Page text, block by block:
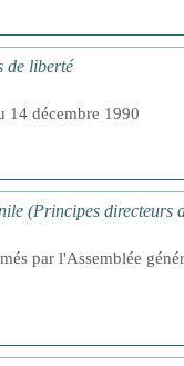
de liberté
14 décembre 1990
(Principes directeurs
par l'Assemblée